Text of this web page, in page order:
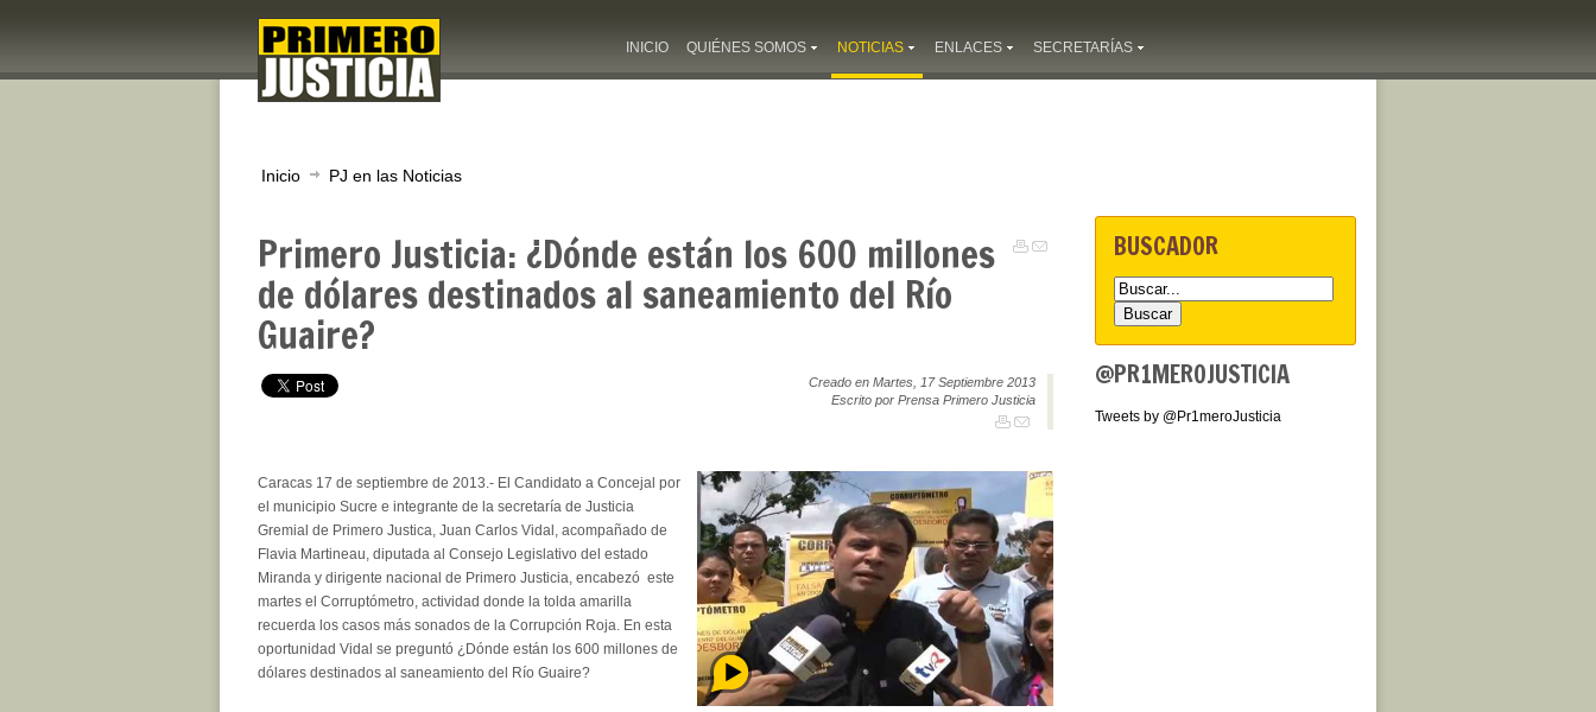
INICIO QUIÉNES SOMOS NOTICIAS ENLACES SECRETARÍAS
Inicio PJ en las Noticias
Primero Justicia: ¿Dónde están los 600 millones
de dólares destinados al saneamiento del Río
Guaire?
Creado en Martes, 17 Septiembre 2013
Escrito por Prensa Primero Justicia
Caracas 17 de septiembre de 2013.- El Candidato a Concejal por
el municipio Sucre e integrante de la secretaría de Justicia
Gremial de Primero Justica, Juan Carlos Vidal, acompañado de
Flavia Martineau, diputada al Consejo Legislativo del estado
Miranda y dirigente nacional de Primero Justicia, encabezó este
martes el Corruptómetro, actividad donde la tolda amarilla
recuerda los casos más sonados de la Corrupción Roja. En esta
oportunidad Vidal se preguntó ¿Dónde están los 600 millones de
dólares destinados al saneamiento del Río Guaire?
BUSCADOR
@PR1MEROJUSTICIA
Tweets by @Pr1meroJusticia